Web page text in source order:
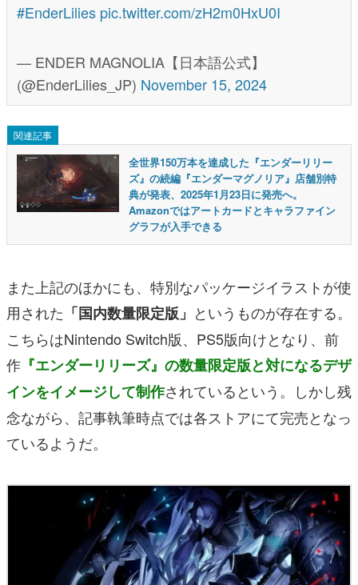
#EnderLilies pic.twitter.com/zH2m0HxU0I
— ENDER MAGNOLIA【日本語公式】
(@EnderLilies_JP) November 15, 2024
関連記事
全世界150万本を達成した『エンダーリリー
ズ』の続編『エンダーマグノリア』店舗別特
典が発表、2025年1月23日に発売へ。
Amazonではアートカードとキャラファイン
グラフが入手できる
また上記のほかにも、特別なパッケージイラストが使
用された 「国内数量限定版」 というものが存在する。
こちらはNintendo Switch版、PS5版向けとなり、前
作 『エンダーリリーズ』の数量限定版と対になるデザ
インをイメージして制作されているという。しかし残
念ながら、記事執筆時点では各ストアにて完売となっ
ているようだ。